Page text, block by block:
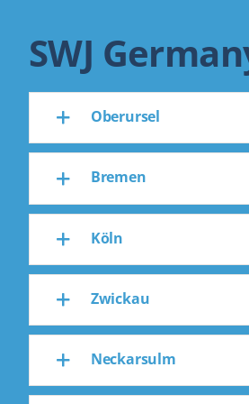
SWJ
Oberursel
Bremen
Köln
Zwickau
Neckarsulm